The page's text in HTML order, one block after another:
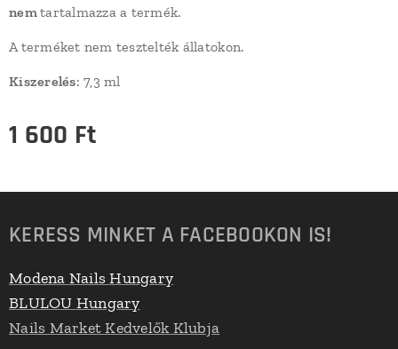
nemtartalmazza a termék.
A terméket nem tesztelték állatokon.
Kiszerelés: 7,3 ml
1 600 Ft
KERESS MINKET A FACEBOOKON IS!
Modena Nails Hungary
BLULOU Hungary
Nails Market Kedvelők Klubja